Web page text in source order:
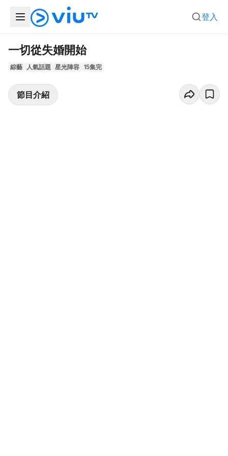
登入
一切從失婚開始
綜藝 人氣話題 星光陣容 15集完
節目介紹